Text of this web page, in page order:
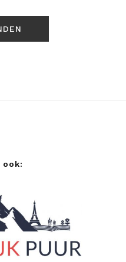
ook: